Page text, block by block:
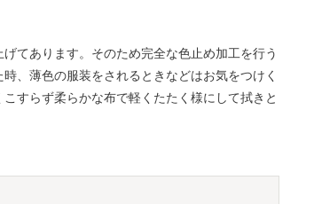
てあります。そのため完全な色止め加工を行う
、薄色の服装をされるときなどはお気をつけく
すらず柔らかな布で軽くたたく様にして拭きと